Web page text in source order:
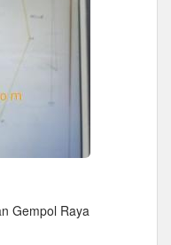
Gempol Raya